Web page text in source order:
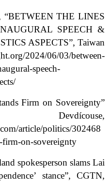
“BETWEEN THE LINES
SPEECH &
ASPECTS”, Taiwan
2024/06/03/between-
speech-
Firm on Sovereignty”
article/politics/302468
firm-on-sovereignty
spokesperson slams Lai
stance”, CGTN,